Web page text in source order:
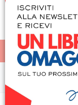
< Home
MENÙ
Cinema,